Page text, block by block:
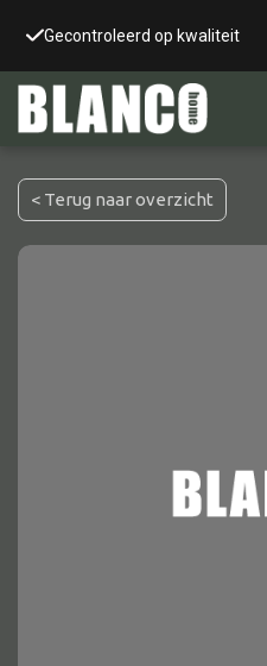
Gecontroleerd op kwaliteit
< Terug naar overzicht